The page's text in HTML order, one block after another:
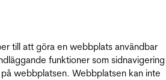
till att göra en webbplats användbar
funktioner som
webbplatsen. Webbplatsen kan inte